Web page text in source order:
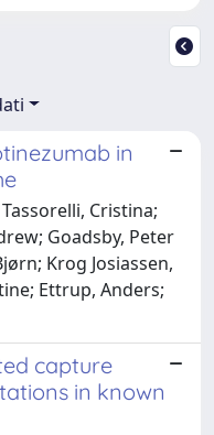
in
Cristina;
Goadsby, Peter
Krog Josiassen,
Ettrup, Anders;
capture
in known